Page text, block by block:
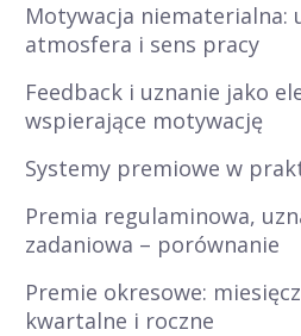
Motywacja niematerialna:
atmosfera i sens pracy
Feedback i uznanie jako
wspierające motywację
Systemy premiowe w
Premia regulaminowa,
zadaniowa – porównanie
Premie okresowe:
kwartalne i roczne